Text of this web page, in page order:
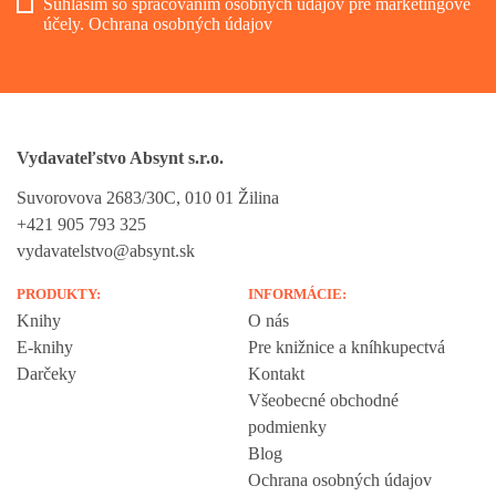
Súhlasím so spracovaním osobných údajov pre marketingové
účely. Ochrana osobných údajov
Vydavateľstvo Absynt s.r.o.
Suvorovova 2683/30C, 010 01 Žilina
+421 905 793 325
vydavatelstvo@absynt.sk
PRODUKTY:
Knihy
E-knihy
Darčeky
INFORMÁCIE:
O nás
Pre knižnice a kníhkupectvá
Kontakt
Všeobecné obchodné
podmienky
Blog
Ochrana osobných údajov